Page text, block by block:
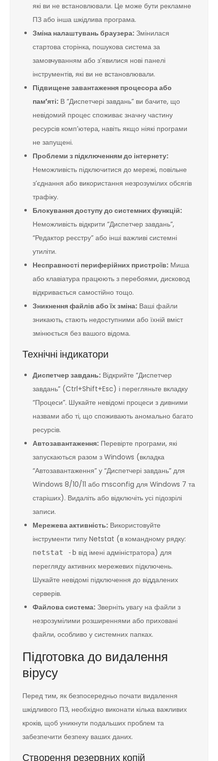
які ви не встановлювали. Це може бути рекламне
ПЗ або інша шкідлива програма.
Зміна налаштувань браузера: Змінилася
стартова сторінка, пошукова система за
замовчуванням або з’явилися нові панелі
інструментів, які ви не встановлювали.
Підвищене завантаження процесора або
пам’яті: В “Диспетчері завдань” ви бачите, що
невідомий процес споживає значну частину
ресурсів комп’ютера, навіть якщо ніякі програми
не запущені.
Проблеми з підключенням до інтернету:
Неможливість підключитися до мережі, повільне
з’єднання або використання незрозумілих обсягів
трафіку.
Блокування доступу до системних функцій:
Неможливість відкрити “Диспетчер завдань”,
“Редактор реєстру” або інші важливі системні
утиліти.
Несправності периферійних пристроїв: Миша
або клавіатура працюють з перебоями, дисковод
відкривається самостійно тощо.
Зникнення файлів або їх зміна: Ваші файли
зникають, стають недоступними або їхній вміст
змінюється без вашого відома.
Технічні індикатори
Диспетчер завдань: Відкрийте “Диспетчер
завдань” (Ctrl+Shift+Esc) і перегляньте вкладку
“Процеси”. Шукайте невідомі процеси з дивними
назвами або ті, що споживають аномально багато
ресурсів.
Автозавантаження: Перевірте програми, які
запускаються разом з Windows (вкладка
“Автозавантаження” у “Диспетчері завдань” для
Windows 8/10/11 або msconfig для Windows 7 та
старіших). Видаліть або відключіть усі підозрілі
записи.
Мережева активність: Використовуйте
інструменти типу Netstat (в командному рядку:
netstat -b від імені адміністратора) для
перегляду активних мережевих підключень.
Шукайте невідомі підключення до віддалених
серверів.
Файлова система: Зверніть увагу на файли з
незрозумілими розширеннями або приховані
файли, особливо у системних папках.
Підготовка до видалення
вірусу
Перед тим, як безпосередньо почати видалення
шкідливого ПЗ, необхідно виконати кілька важливих
кроків, щоб уникнути подальших проблем та
забезпечити безпеку ваших даних.
Створення резервних копій